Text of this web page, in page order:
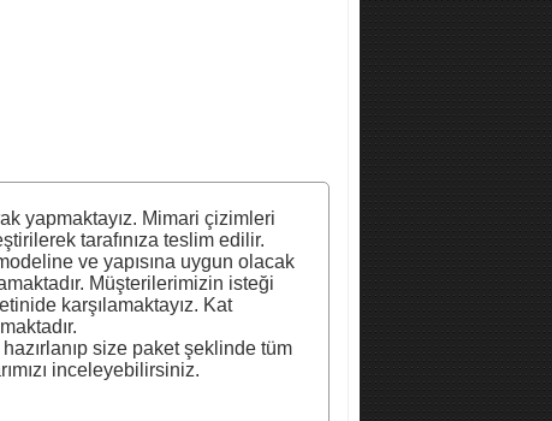
yapmaktayız. Mimari çizimleri
tarafınıza teslim edilir.
ve yapısına uygun olacak
Müşterilerimizin isteği
karşılamaktayız. Kat
size paket şeklinde tüm
inceleyebilirsiniz.